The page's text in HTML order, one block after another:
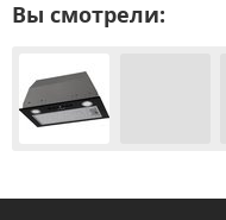
Вы смотрели: